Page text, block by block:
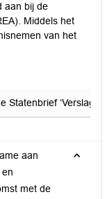
aan bij de
Middels het
van het
Statenbrief ‘Verslag
aan
met de